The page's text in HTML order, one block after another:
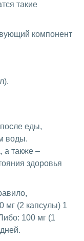
такие
компонент
еды,
воды.
а также –
здоровья
мг (2 капсулы) 1
100 мг (1